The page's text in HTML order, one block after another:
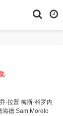
·拉普 梅斯·科罗内
海德 Sam Morelo